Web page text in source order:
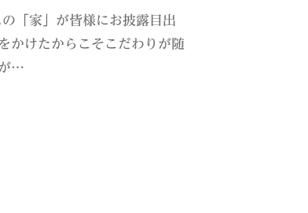
「家」が皆様にお披露目出
かけたからこそこだわりが随
が…